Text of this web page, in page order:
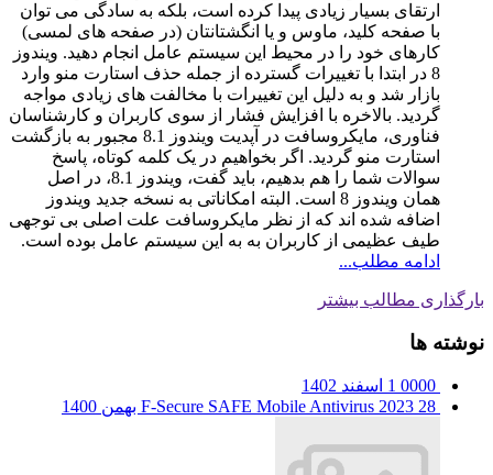
ارتقای بسیار زیادی پیدا کرده است، بلکه به سادگی می‌ توان
با صفحه کلید، ماوس و یا انگشتانتان (در صفحه های لمسی)
کارهای خود را در محیط این سیستم عامل انجام دهید. ویندوز
8 در ابتدا با تغییرات گسترده از جمله حذف استارت منو وارد
بازار شد و به دلیل این تغییرات با مخالفت های زیادی مواجه
گردید. بالاخره با افزایش فشار از سوی کاربران و کارشناسان
فناوری، مایکروسافت در آپدیت ویندوز 8.1 مجبور به بازگشت
استارت منو گردید. اگر بخواهیم در یک کلمه کوتاه، پاسخ
سوالات شما را هم بدهیم، باید گفت، ویندوز 8.1، در اصل
همان ویندوز 8 است. البته امکاناتی به نسخه جدید ویندوز
اضافه شده‌ اند که از نظر مایکروسافت علت اصلی بی‌ توجهی
طیف عظیمی از کاربران به به این سیستم عامل بوده‌ است.
ادامه مطلب...
بارگذاری مطالب بیشتر
نوشته ها
0000 1 اسفند 1402
F-Secure SAFE Mobile Antivirus 2023 28 بهمن 1400